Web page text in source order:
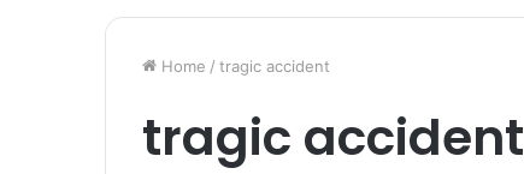
Home / tragic accident
tragic accident